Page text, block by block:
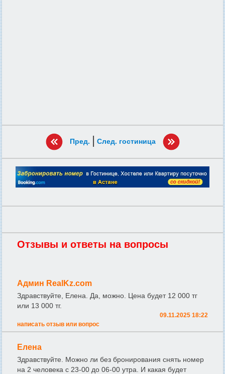
Пред. | След. гостиница
Отзывы и ответы на вопросы
Админ RealKz.com
Здравствуйте, Елена. Да, можно. Цена будет 12 000 тг
или 13 000 тг.
09.11.2025 18:22
написать отзыв или вопрос
Елена
Здравствуйте. Можно ли без бронирования снять номер
на 2 человека с 23-00 до 06-00 утра. И какая будет